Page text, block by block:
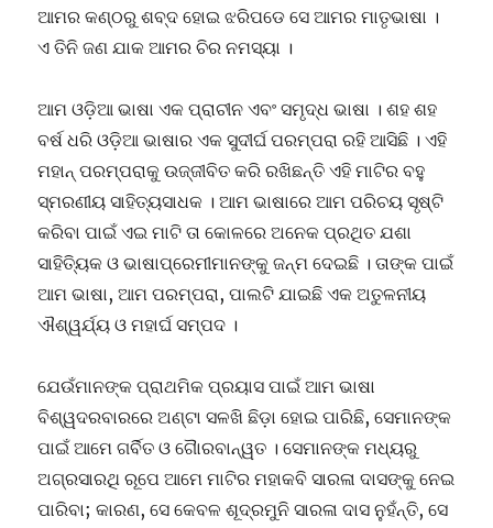
ଆମର କଣ୍ଠରୁ ଶବ୍ଦ ହୋଇ ଝରିପଡେ ସେ ଆମର ମାତୃଭାଷା ।
ଏ ତିନି ଜଣ ଯାକ ଆମର ଚିର ନମସ୍ୟା ।
ଆମ ଓଡ଼ିଆ ଭାଷା ଏକ ପ୍ରାଚୀନ ଏବଂ ସମୃଦ୍ଧ ଭାଷା । ଶହ ଶହ
ବର୍ଷ ଧରି ଓଡ଼ିଆ ଭାଷାର ଏକ ସୁଦୀର୍ଘ ପରମ୍ପରା ରହି ଆସିଛି । ଏହି
ମହାନ୍ ପରମ୍ପରାକୁ ଉଜ୍ଜୀବିତ କରି ରଖିଛନ୍ତି ଏହି ମାଟିର ବହୁ
ସ୍ମରଣୀୟ ସାହିତ୍ୟସାଧକ । ଆମ ଭାଷାରେ ଆମ ପରିଚୟ ସୃଷ୍ଟି
କରିବା ପାଇଁ ଏଇ ମାଟି ତା କୋଳରେ ଅନେକ ପ୍ରଥିତ ଯଶା
ସାହିତ୍ୟିକ ଓ ଭାଷାପ୍ରେମୀମାନଙ୍କୁ ଜନ୍ମ ଦେଇଛି । ତାଙ୍କ ପାଇଁ
ଆମ ଭାଷା, ଆମ ପରମ୍ପରା, ପାଲଟି ଯାଇଛି ଏକ ଅତୁଳନୀୟ
ଐଶ୍ୱର୍ଯ୍ୟ ଓ ମହାର୍ଘ ସମ୍ପଦ ।
ଯେଉଁମାନଙ୍କ ପ୍ରାଥମିକ ପ୍ରୟାସ ପାଇଁ ଆମ‌ ଭାଷା
ବିଶ୍ୱଦରବାରରେ ଅଣ୍ଟା ସଳଖି ଛିଡ଼ା ହୋଇ ପାରିଛି, ସେମାନଙ୍କ
ପାଇଁ ଆମେ ଗର୍ବିତ ଓ ଗୈାରବାନ୍ୱତ । ସେମାନଙ୍କ ମଧ୍ୟରୁ
ଅଗ୍ରସାରଥି ରୂପେ ଆମେ ମାଟିର ମହାକବି ସାରଳା ଦାସଙ୍କୁ ନେଇ
ପାରିବା; କାରଣ, ସେ କେବଳ ଶୂଦ୍ରମୁନି ସାରଳା ଦାସ ନୁହଁନ୍ତି, ସେ